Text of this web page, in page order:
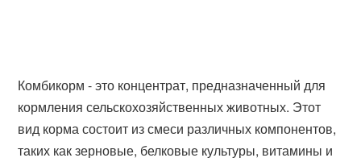
Комбикорм - это концентрат, предназначенный для
кормления сельскохозяйственных животных. Этот
вид корма состоит из смеси различных компонентов,
таких как зерновые, белковые культуры, витамины и